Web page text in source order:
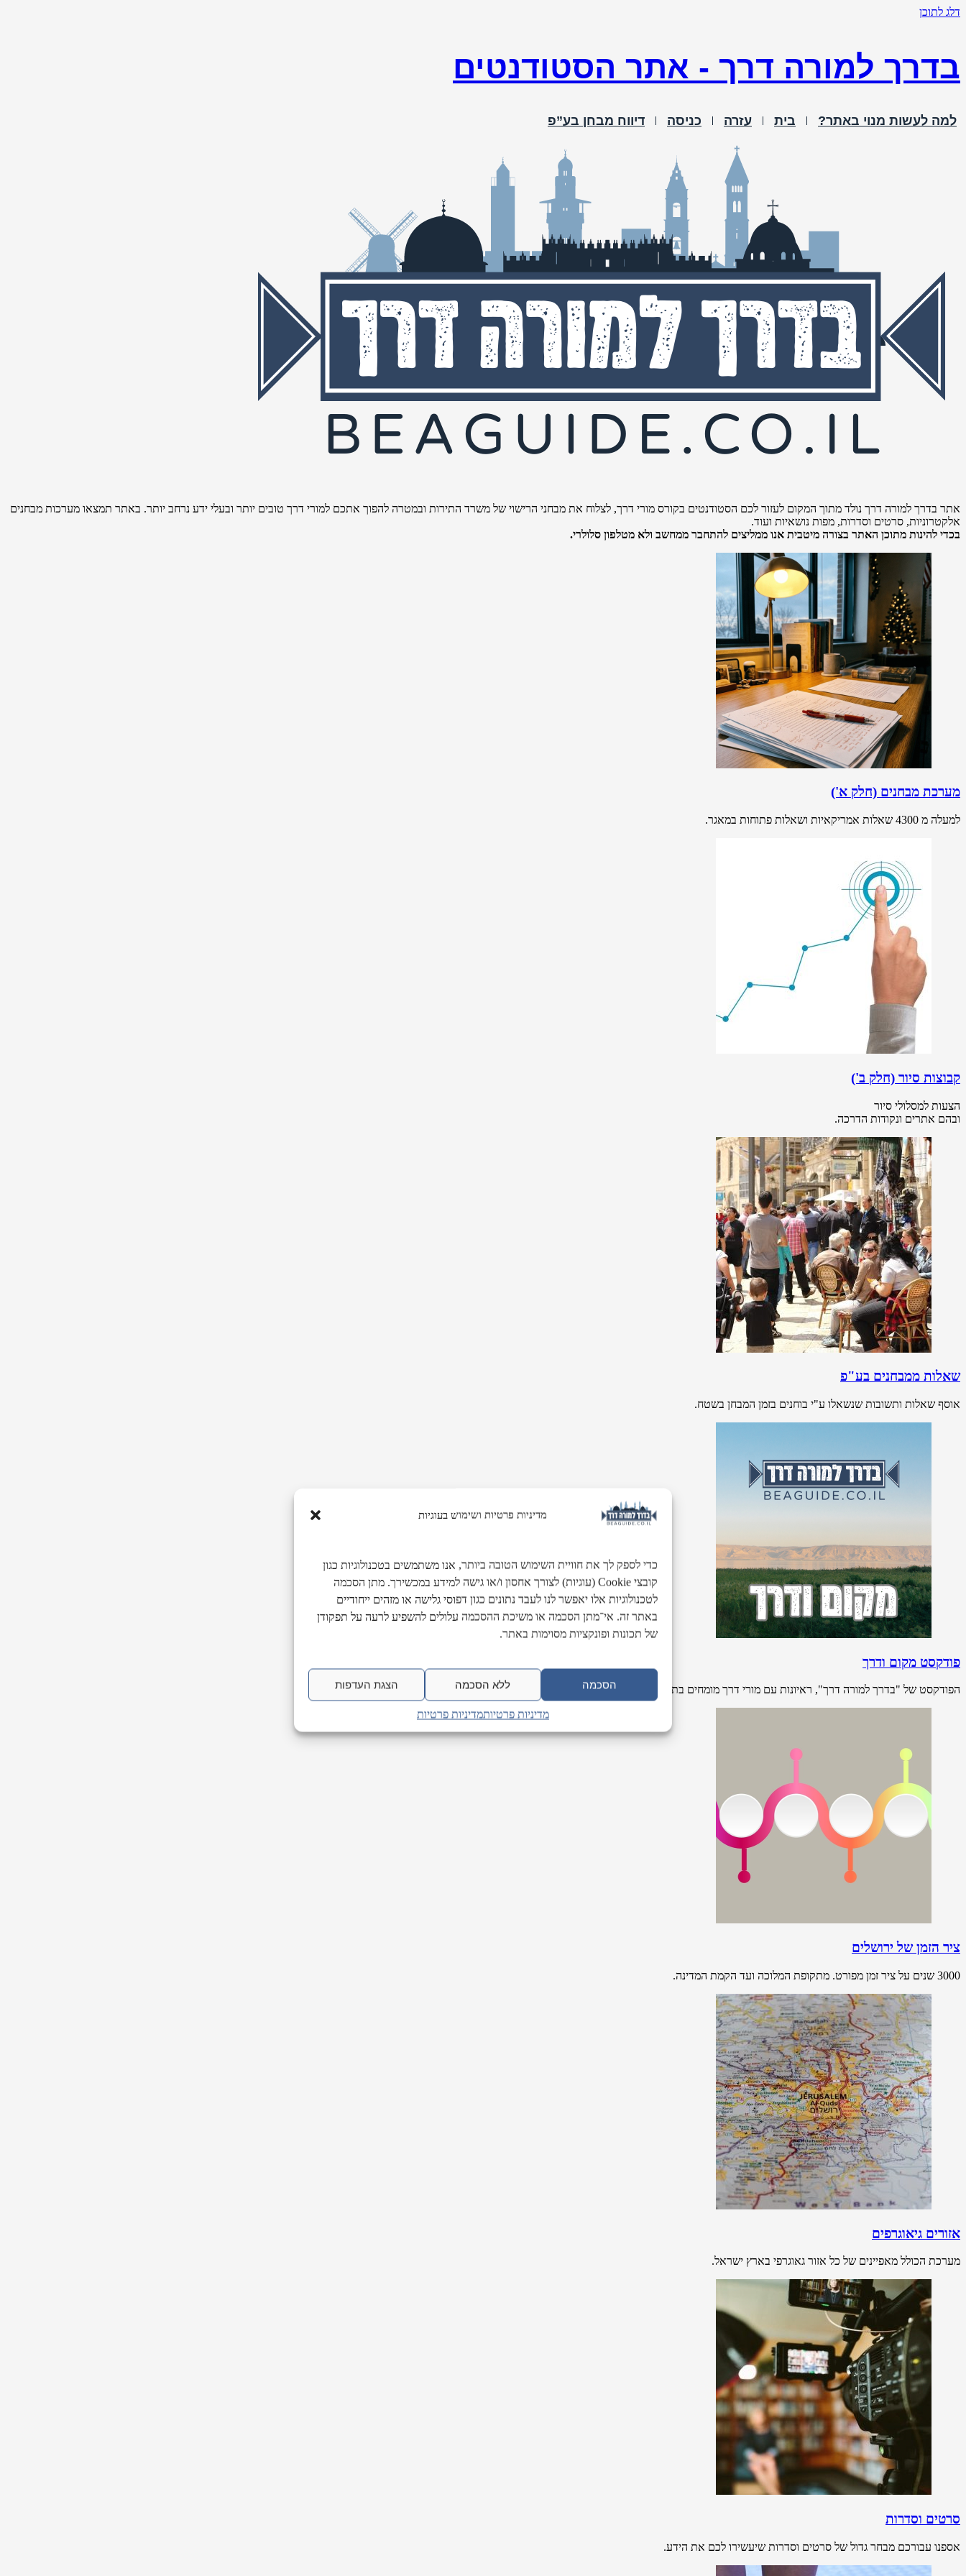
מדיניות פרטיות ושימוש בעוגיות
כדי לספק לך את חוויית השימוש הטובה ביותר, אנו משתמשים בטכנולוגיות כגון
קובצי Cookie (עוגיות) לצורך אחסון ו/או גישה למידע במכשירך. מתן הסכמה
לטכנולוגיות אלו יאפשר לנו לעבד נתונים כגון דפוסי גלישה או מזהים ייחודיים
באתר זה. אי־מתן הסכמה או משיכת ההסכמה עלולים להשפיע לרעה על תפקודן
של תכונות ופונקציות מסוימות באתר.
הסכמה ללא הסכמה הצגת העדפות
מדיניות פרטיותמדיניות פרטיות
דלג לתוכן
בדרך למורה דרך - אתר הסטודנטים
למה לעשות מנוי באתר? בית עזרה כניסה דיווח מבחן בע”פ
אתר בדרך למורה דרך נולד מתוך המקום לעזור לכם הסטודנטים בקורס מורי דרך, לצלוח את מבחני הרישוי של משרד התירות ובמטרה להפוך אתכם למורי דרך טובים יותר ובעלי ידע נרחב יותר. באתר תמצאו מערכות מבחנים
אלקטרוניות, סרטים וסדרות, מפות נושאיות ועוד.
בכדי להינות מתוכן האתר בצורה מיטבית אנו ממליצים להתחבר ממחשב ולא מטלפון סלולרי.
מערכת מבחנים (חלק א')
למעלה מ 4300 שאלות אמריקאיות ושאלות פתוחות במאגר.
קבוצות סיור (חלק ב')
הצעות למסלולי סיור
ובהם אתרים ונקודות הדרכה.
שאלות ממבחנים בע"פ
אוסף שאלות ותשובות שנשאלו ע"י בוחנים בזמן המבחן בשטח.
פודקסט מקום ודרך
הפודקסט של "בדרך למורה דרך", ראיונות עם מורי דרך מומחים בתחומם.
ציר הזמן של ירושלים
3000 שנים על ציר זמן מפורט. מתקופת המלוכה ועד הקמת המדינה.
אזורים גיאוגרפים
מערכת הכולל מאפיינים של כל אזור גאוגרפי בארץ ישראל.
סרטים וסדרות
אספנו עבורכם מבחר גדול של סרטים וסדרות שיעשירו לכם את הידע.